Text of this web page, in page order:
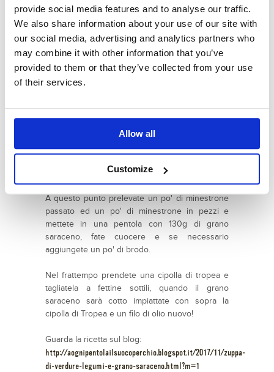
provide social media features and to analyse our traffic.
We also share information about your use of our site with
our social media, advertising and analytics partners who
may combine it with other information that you’ve
provided to them or that they’ve collected from your use
of their services.
Allow all
Customize
PREPARAZIONE
Mettete tutte le verdure a pezzetti in una
pentola a pressione, aggiungete l’acqua fino
fuoco. Quando inizia a “soffiare” abbassate il
fuoco e lasciate andare per circa 40 minuti.
Quando sarà cotto, metà minestrone passatelo
metà lasciatelo a pezzettoni (se vi piace).
A questo punto prelevate un po' di minestrone
passato ed un po' di minestrone in pezzi e
mettete in una pentola con 130g di grano
saraceno, fate cuocere e se necessario
aggiungete un po' di brodo.
Nel frattempo prendete una cipolla di tropea e
tagliatela a fettine sottili, quando il grano
saraceno sarà cotto impiattate con sopra la
cipolla di Tropea e un filo di olio nuovo!
Guarda la ricetta sul blog:
http://aognipentolailsuocoperchio.blogspot.it/2017/11/zuppa-
di-verdure-legumi-e-grano-saraceno.html?m=1